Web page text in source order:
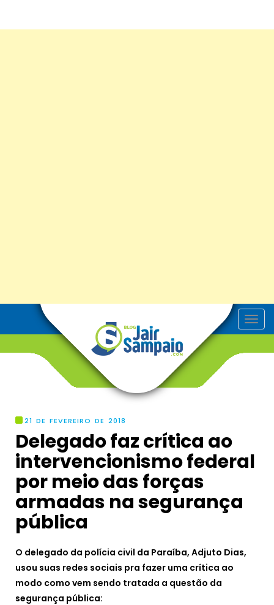
T
o
o
n
21 DE FEVEREIRO DE 2018
Delegado faz crítica ao
intervencionismo federal
por meio das forças
armadas na segurança
pública
O delegado da polícia civil da Paraíba, Adjuto Dias,
usou suas redes sociais pra fazer uma crítica ao
modo como vem sendo tratada a questão da
segurança pública: